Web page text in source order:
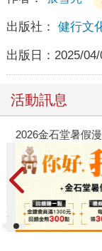
出版社： 健行文
出版日： 2025/
活動訊息
2026金石堂暑假